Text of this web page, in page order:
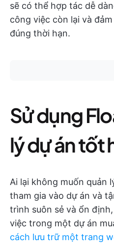
sẽ có thể hợp tác dễ
công việc còn lại và
đúng thời hạn.
Sử dụng
lý dự án tốt
Ai lại không muốn quản
tham gia vào dự án và
trình suôn sẻ và ổn
việc trong một dự án
cách lưu trữ một trang